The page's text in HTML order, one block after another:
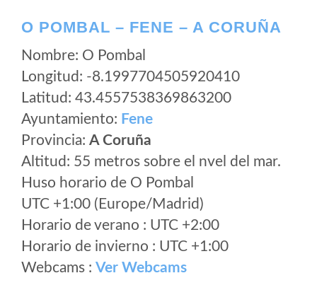
O POMBAL – FENE – A CORUÑA
Nombre: O Pombal
Longitud: -8.1997704505920410
Latitud: 43.4557538369863200
Ayuntamiento: Fene
Provincia: A Coruña
Altitud: 55 metros sobre el nvel del mar.
Huso horario de O Pombal
UTC +1:00 (Europe/Madrid)
Horario de verano : UTC +2:00
Horario de invierno : UTC +1:00
Webcams : Ver Webcams